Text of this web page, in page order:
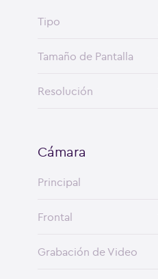
Tipo
Tamaño de Pantalla
Resolución
Cámara
Principal
Frontal
Grabación de Video